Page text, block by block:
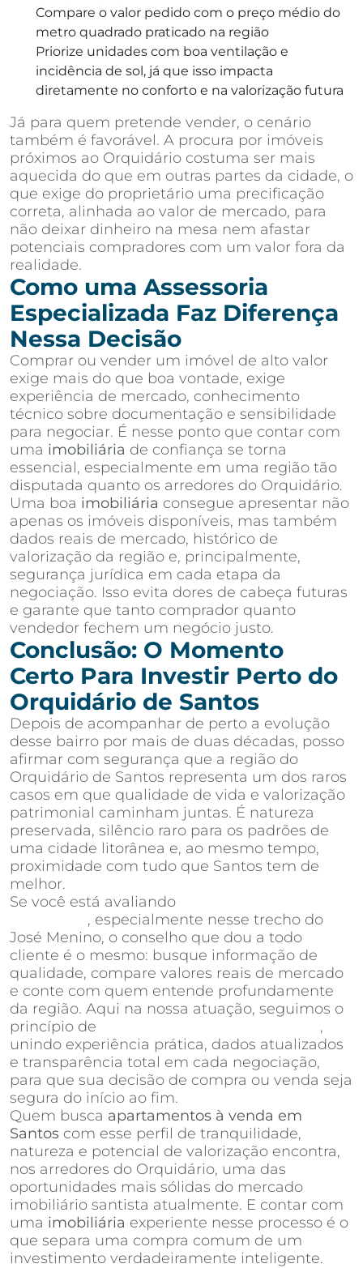
Compare o valor pedido com o preço médio do
metro quadrado praticado na região
Priorize unidades com boa ventilação e
incidência de sol, já que isso impacta
diretamente no conforto e na valorização futura
Já para quem pretende vender, o cenário
também é favorável. A procura por imóveis
próximos ao Orquidário costuma ser mais
aquecida do que em outras partes da cidade, o
que exige do proprietário uma precificação
correta, alinhada ao valor de mercado, para
não deixar dinheiro na mesa nem afastar
potenciais compradores com um valor fora da
realidade.
Como uma Assessoria
Especializada Faz Diferença
Nessa Decisão
Comprar ou vender um imóvel de alto valor
exige mais do que boa vontade, exige
experiência de mercado, conhecimento
técnico sobre documentação e sensibilidade
para negociar. É nesse ponto que contar com
uma imobiliária de confiança se torna
essencial, especialmente em uma região tão
disputada quanto os arredores do Orquidário.
Uma boa imobiliária consegue apresentar não
apenas os imóveis disponíveis, mas também
dados reais de mercado, histórico de
valorização da região e, principalmente,
segurança jurídica em cada etapa da
negociação. Isso evita dores de cabeça futuras
e garante que tanto comprador quanto
vendedor fechem um negócio justo.
Conclusão: O Momento
Certo Para Investir Perto do
Orquidário de Santos
Depois de acompanhar de perto a evolução
desse bairro por mais de duas décadas, posso
afirmar com segurança que a região do
Orquidário de Santos representa um dos raros
casos em que qualidade de vida e valorização
patrimonial caminham juntas. É natureza
preservada, silêncio raro para os padrões de
uma cidade litorânea e, ao mesmo tempo,
proximidade com tudo que Santos tem de
melhor.
Se você está avaliando
, especialmente nesse trecho do
José Menino, o conselho que dou a todo
cliente é o mesmo: busque informação de
qualidade, compare valores reais de mercado
e conte com quem entende profundamente
da região. Aqui na nossa atuação, seguimos o
princípio de
,
unindo experiência prática, dados atualizados
e transparência total em cada negociação,
para que sua decisão de compra ou venda seja
segura do início ao fim.
Quem busca apartamentos à venda em
Santos com esse perfil de tranquilidade,
natureza e potencial de valorização encontra,
nos arredores do Orquidário, uma das
oportunidades mais sólidas do mercado
imobiliário santista atualmente. E contar com
uma imobiliária experiente nesse processo é o
que separa uma compra comum de um
investimento verdadeiramente inteligente.